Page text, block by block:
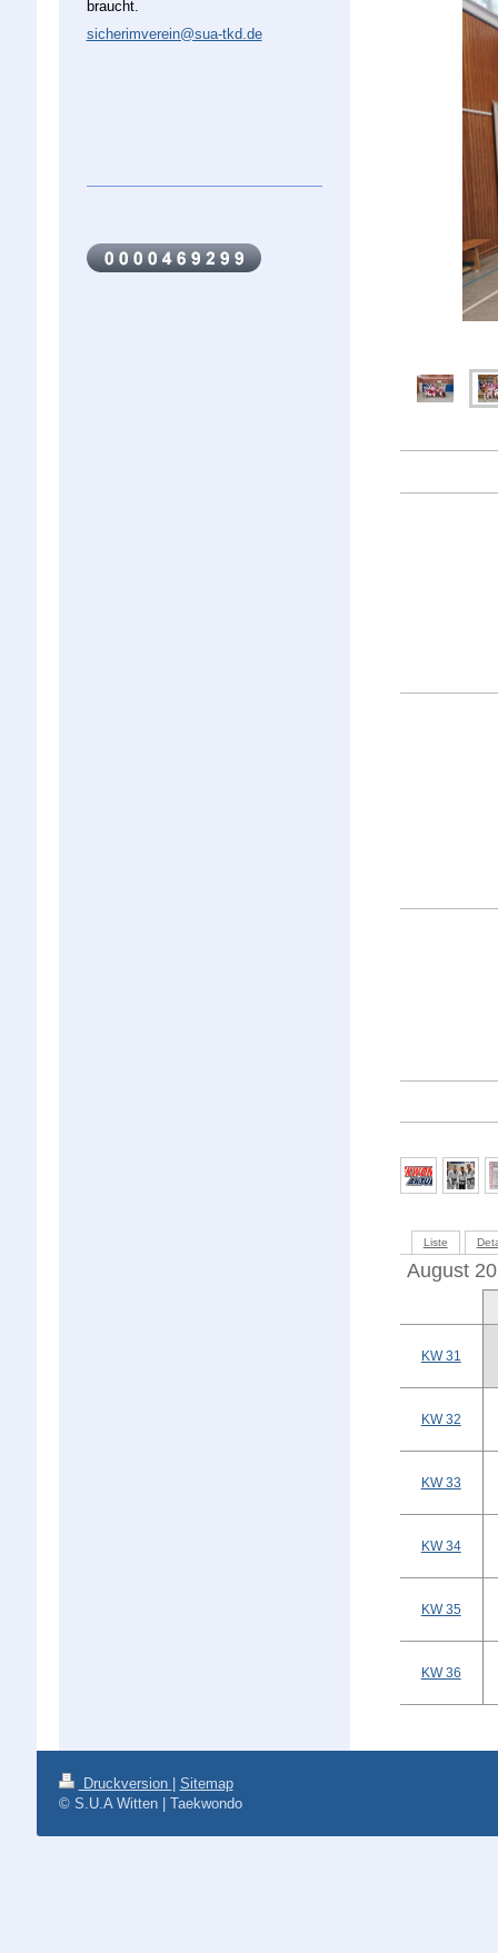
Liste
August
KW 31
KW 32
KW 33
KW 34
KW 35
KW 36
braucht.
sicherimverein@sua-tkd.de
Druckversion | Sitemap
© S.U.A Witten | Taekwondo